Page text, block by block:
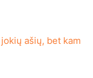
ašių, bet kam